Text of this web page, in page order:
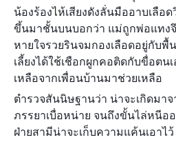
น้องร้องไห้เสียงดังลั่นมืออาบเลื
ขึ้นมาชั้นบนบอกว่า แม่ถูกพ่อแทง
หายใจรวยรินจมกองเลือดอยู่กับ
เลี้ยงได้ใช้เชือกผูกคอติดกับขื่อตน
เหลือจากเพื่อนบ้านมาช่วยเหลือ
ตำรวจสันนิษฐานว่า น่าจะเกิดมา
ภรรยาเบื่อหน่าย จนถึงขั้นไล่หนีอ
ฝ่ายสามีน่าจะเก็บความแค้นเอาไ